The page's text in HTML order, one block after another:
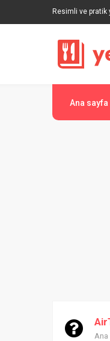
Resimli ve
Ana sayfa
Ana